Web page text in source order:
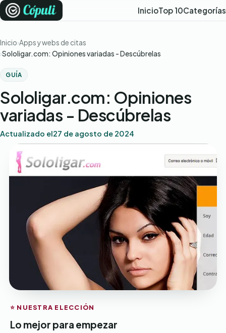
InicioTop 10Categorías
Inicio Apps y webs de citas
Sololigar.com: Opiniones variadas - Descúbrelas
GUÍA
Sololigar.com: Opiniones
variadas - Descúbrelas
Actualizado el27 de agosto de 2024
⭐ NUESTRA ELECCIÓN
Lo mejor para empezar